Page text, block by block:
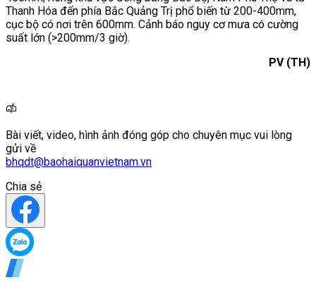
Thanh Hóa đến phía Bắc Quảng Trị phổ biến từ 200-400mm,
cục bộ có nơi trên 600mm. Cảnh báo nguy cơ mưa có cường
suất lớn (>200mm/3 giờ).
PV (TH)
Bài viết, video, hình ảnh đóng góp cho chuyên mục vui lòng
gửi về
bhqdt@baohaiquanvietnam.vn
Chia sẻ